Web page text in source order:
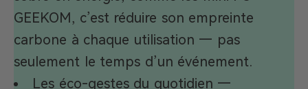
GEEKOM, c’est réduire son empreinte
carbone à chaque utilisation — pas
seulement le temps d’un événement.
Les éco-gestes du quotidien —